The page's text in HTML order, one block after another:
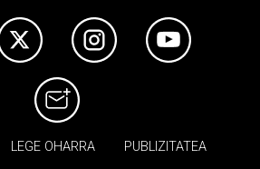
LEGE OHARRA PUBLIZITATEA